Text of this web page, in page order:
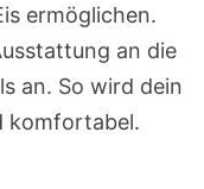
ermöglichen.
an die
an. So wird dein
komfortabel.